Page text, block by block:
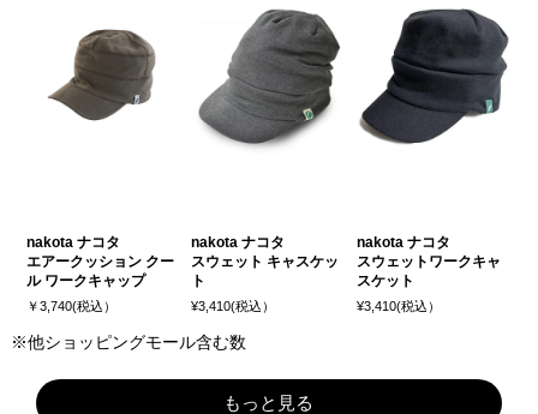
nakota ナコタ
エアークッション クー
ル ワークキャップ
￥3,740(税込）
nakota ナコタ
スウェット キャスケッ
ト
¥3,410(税込）
nakota ナコタ
スウェットワークキャ
スケット
¥3,410(税込）
※他ショッピングモール含む数
もっと見る